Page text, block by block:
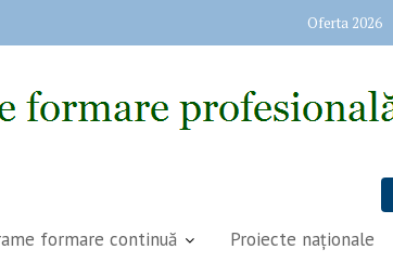
Oferta 2026
formare continuă Proiecte naționale